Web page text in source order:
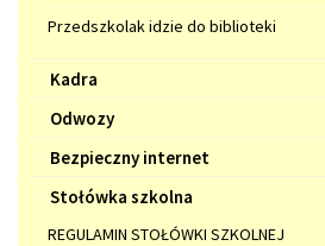
Przedszkolak idzie do biblioteki
Kadra
Odwozy
Bezpieczny internet
Stołówka szkolna
REGULAMIN STOŁÓWKI SZKOLNEJ